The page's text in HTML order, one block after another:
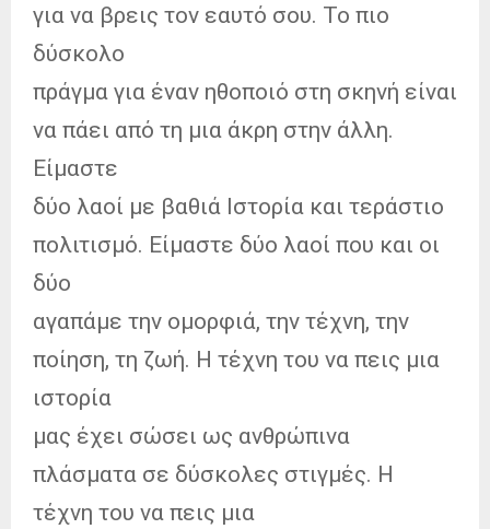
για να βρεις τον εαυτό σου. Το πιο
δύσκολο
πράγμα για έναν ηθοποιό στη σκηνή είναι
να πάει από τη μια άκρη στην άλλη.
Είμαστε
δύο λαοί με βαθιά Ιστορία και τεράστιο
πολιτισμό. Είμαστε δύο λαοί που και οι
δύο
αγαπάμε την ομορφιά, την τέχνη, την
ποίηση, τη ζωή. Η τέχνη του να πεις μια
ιστορία
μας έχει σώσει ως ανθρώπινα
πλάσματα σε δύσκολες στιγμές. Η
τέχνη του να πεις μια